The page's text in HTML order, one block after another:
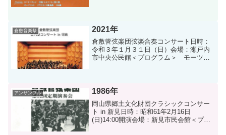
Alone（歌） 4....
倉敷音楽祭 2021年
倉敷管弦楽団弦楽合奏コンサート日時：
令和３年１月３１日（日）会場：瀬戸内
市中央公民館＜プログラム＞ モーツァ
【指揮：松江雄二 】瀬戸内市...
アンサンブル 1986年
岡山県郷土文化財団クラシックコンサー
ト in 新見日時：昭和61年2月16日
(日)14:00開演会場：新見市民会館＜プロ